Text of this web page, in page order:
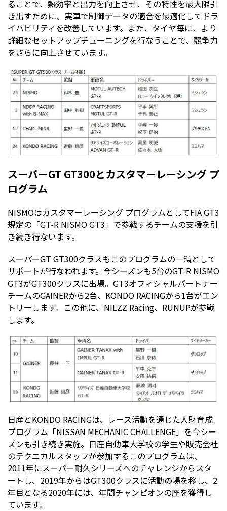
ることで、熱効率と出力を向上させ、その特性を最大限引
き出すために、実車で制御データの適合を最適化してドラ
イバビリティを改善しています。また、タイヤ毎に、より
詳細なセットアップチューニングを行なうことで、競争力
をさらに向上させています。
スーパーGT GT300とカスタマーレーシング プ
ログラム
NISMOはカスタマーレーシング プログラムとしてFIA GT3
規定の「GT-R NISMO GT3」で参戦するチームの支援を引
き続き行ないます。
スーパーGT GT300クラスもこのプログラムの一環として
サポートが行なわれます。今シーズンも5台のGT-R NISMO
GT3がGT300クラスに出場。GT3オフィシャルパートナー
チームのGAINERから2台、KONDO RACINGから1台がエン
トリーします。この他に、NILZZ Racing、RUNUPが参戦
します。
日産とKONDO RACINGは、レース活動を通じた人財育成
プログラム「NISSAN MECHANIC CHALLENGE」を今シー
ズンも引き続き実施。日産自動車大学校の学生や販売会社
のテクニカルスタッフが参加するこのプログラムは、
2011年にスーパー耐久シリーズへのチャレンジからスタ
ートし、2019年からはGT300クラスに活動の場を移し、2
年目となる2020年には、年間チャンピオンの座を獲得し
ています。